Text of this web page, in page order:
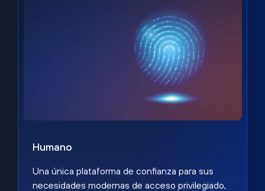
Humano
Una única plataforma de confianza para sus
necesidades modernas de acceso privilegiado,